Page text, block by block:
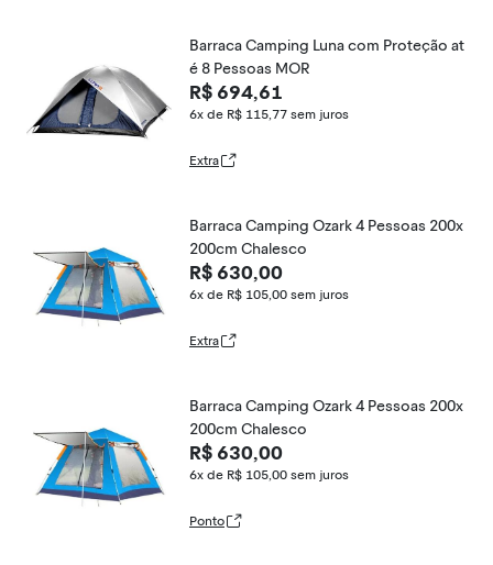
Barraca Camping Luna com Proteção at
é 8 Pessoas MOR
R$ 694,61
6x de R$ 115,77 sem juros
Extra
Barraca Camping Ozark 4 Pessoas 200x
200cm Chalesco
R$ 630,00
6x de R$ 105,00 sem juros
Extra
Barraca Camping Ozark 4 Pessoas 200x
200cm Chalesco
R$ 630,00
6x de R$ 105,00 sem juros
Ponto